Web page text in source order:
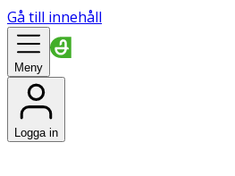
Gå till innehåll
Meny
Logga in